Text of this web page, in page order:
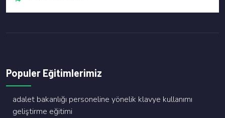
Populer Eğitimlerimiz
adalet bakanliği personeli̇ne yöneli̇k klavye kullanimi
geli̇şti̇rme eği̇ti̇mi̇